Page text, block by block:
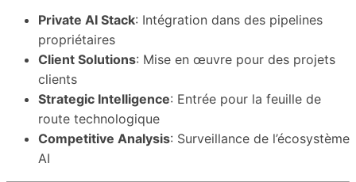
Private AI Stack: Intégration dans des pipelines
propriétaires
Client Solutions: Mise en œuvre pour des projets
clients
Strategic Intelligence: Entrée pour la feuille de
route technologique
Competitive Analysis: Surveillance de l’écosystème
AI